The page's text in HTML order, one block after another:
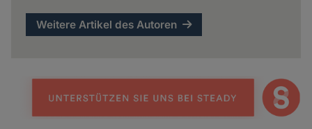
Weitere Artikel des Autoren